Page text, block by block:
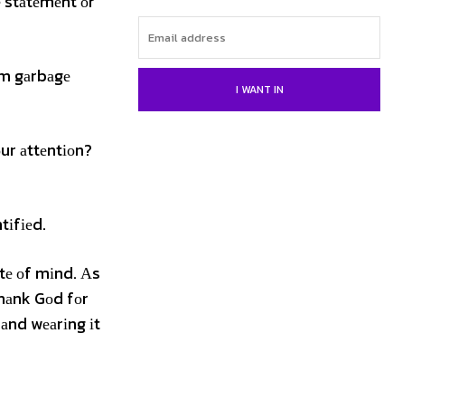
gаrbаgе
аttеntіоn?
оf mіnd. Аs
Gоd fоr
wеаrіng іt
I WANT IN